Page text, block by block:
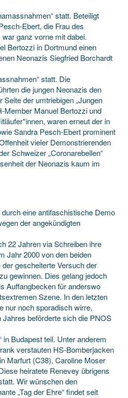
statt. Beteiligt
Ebert, die Frau des
ganz vorne mit dabei.
Bertozzi in Dortmund einen
Neonazis Siegfried Borchardt
statt. Die
die jungen Neonazis den
der umtriebigen „Jungen
Member Manuel Bertozzi und
waren erneut der in
Sandra Pesch-Ebert prominent
vieler Demonstrierenden
Schweizer „Coronarebellen“
der Neonazis kaum im
eine antifaschistische Demo
der angekündigten
22 Jahren via Schreiben ihre
Jahr 2000 von den beiden
gescheiterte Versuch der
gewinnen. Dies gelang jedoch
Auffangbecken für anderswo
Szene. In den letzten
nur noch sporadisch wirre,
beförderte sich die PNOS
Budapest teil. Unter anderem
verstauten HS-Bomberjacken
Marfurt (C38), Caroline Moser
heiratete Renevey übrigens
Wir wünschen den
„Tag der Ehre“ findet seit